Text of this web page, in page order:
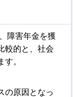
障害年金を獲
較的と、社会
。
の原因となっ